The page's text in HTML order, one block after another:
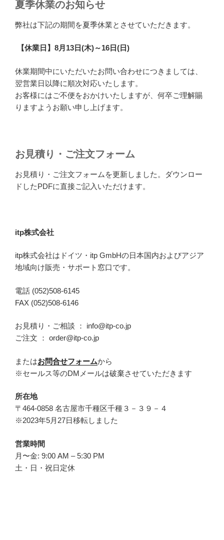
夏季休業のお知らせ
弊社は下記の期間を夏季休業とさせていただきます。
【休業日】8月13日(木)～16日(日)
休業期間中にいただいたお問い合わせにつきましては、
翌営業日以降に順次対応いたします。
お客様にはご不便をおかけいたしますが、何卒ご理解賜
りますようお願い申し上げます。
お見積り・ご注文フォーム
お見積り・ご注文フォームを更新しました。ダウンロー
ドしたPDFに直接ご記入いただけます。
itp株式会社
itp株式会社はドイツ・itp GmbHの日本国内およびアジア
地域向け販売・サポート窓口です。
電話 (052)508-6145
FAX (052)508-6146
お見積り・ご相談 ： info@itp-co.jp
ご注文 ： order@itp-co.jp
またはお問合せフォームから
※セールス等のDMメールは破棄させていただきます
所在地
〒464-0858 名古屋市千種区千種３－３９－４
※2023年5月27日移転しました
営業時間
月〜金: 9:00 AM – 5:30 PM
土・日・祝日定休